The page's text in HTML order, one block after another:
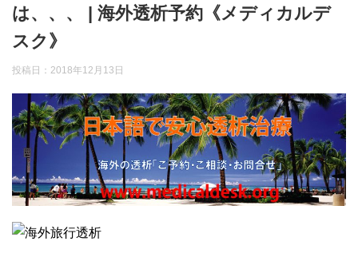
は、、、 | 海外透析予約《メディカルデ
スク》
投稿日： 2018年12月13日